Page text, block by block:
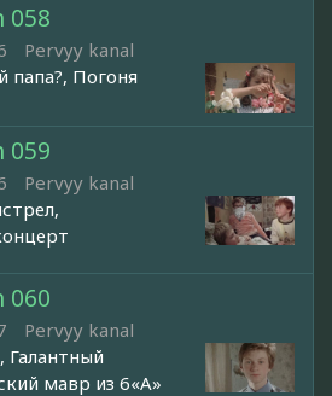
058
Pervyy kanal
папа?, Погоня
059
Pervyy kanal
060
Pervyy kanal
Галантный
мавр из 6«А»